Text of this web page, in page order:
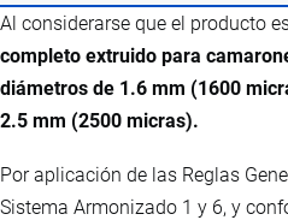
Al considerarse que el producto
completo extruido para
diámetros de 1.6 mm (1600
2.5 mm (2500 micras).
Por aplicación de las Reglas
Sistema Armonizado 1 y 6, y